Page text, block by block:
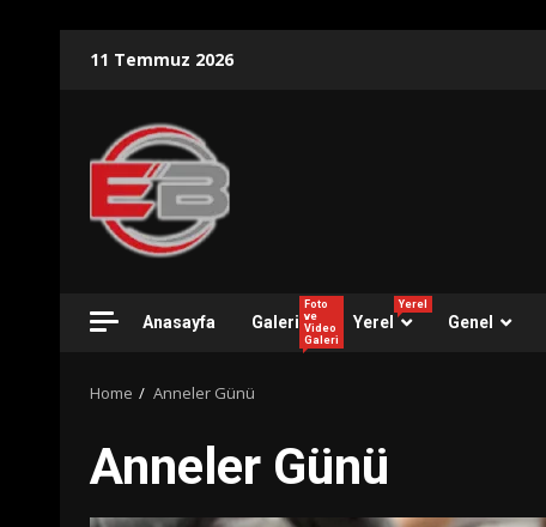
11 Temmuz 2026
Anasayfa Galeri
Foto
ve
Video
Galeri
Yerel
Yerel
Genel
Home Anneler Günü
Anneler Günü